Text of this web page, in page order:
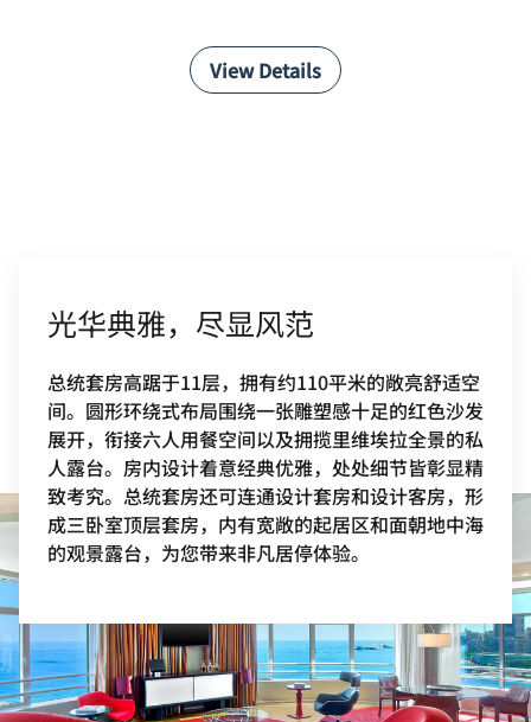
View Details
光华典雅，尽显风范
总统套房高踞于11层，拥有约110平米的敞亮舒适空
间。圆形环绕式布局围绕一张雕塑感十足的红色沙发
展开，衔接六人用餐空间以及拥揽里维埃拉全景的私
人露台。房内设计着意经典优雅，处处细节皆彰显精
致考究。总统套房还可连通设计套房和设计客房，形
成三卧室顶层套房，内有宽敞的起居区和面朝地中海
的观景露台，为您带来非凡居停体验。